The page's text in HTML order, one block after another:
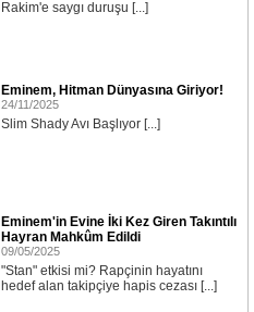
Rakim'e saygı duruşu [...]
Eminem, Hitman Dünyasına Giriyor!
24/11/2025
Slim Shady Avı Başlıyor [...]
Eminem'in Evine İki Kez Giren Takıntılı
Hayran Mahkûm Edildi
09/05/2025
"Stan" etkisi mi? Rapçinin hayatını
hedef alan takipçiye hapis cezası [...]